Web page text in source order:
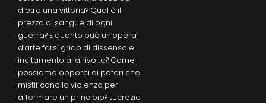
dietro una vittoria? Qual è il
prezzo di sangue di ogni
guerra? E quanto può un’opera
d’arte farsi grido di dissenso e
incitamento alla rivolta? Come
possiamo opporci ai poteri che
mistificano la violenza per
affermare un principio? Lucrezia